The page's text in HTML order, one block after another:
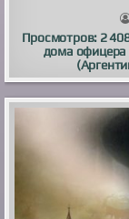
Просмотров: 2
дома офицера